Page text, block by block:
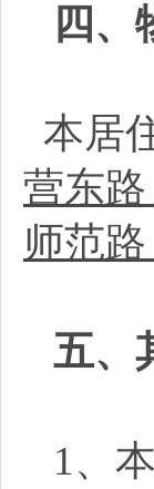
四、
本居
营东
师范
五、
1、